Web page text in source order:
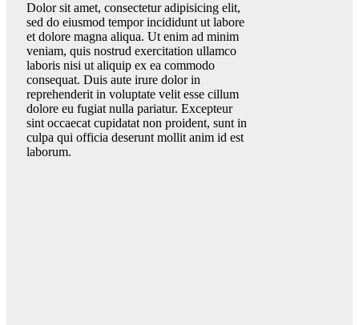
Dolor sit amet, consectetur adipisicing elit,
sed do eiusmod tempor incididunt ut labore
et dolore magna aliqua. Ut enim ad minim
veniam, quis nostrud exercitation ullamco
laboris nisi ut aliquip ex ea commodo
consequat. Duis aute irure dolor in
reprehenderit in voluptate velit esse cillum
dolore eu fugiat nulla pariatur. Excepteur
sint occaecat cupidatat non proident, sunt in
culpa qui officia deserunt mollit anim id est
laborum.